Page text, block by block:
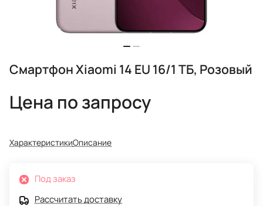
Смартфон Xiaomi 14 EU 16/1 ТБ, Розовый
Цена по запросу
ХарактеристикиОписание
Под заказ
Рассчитать доставку